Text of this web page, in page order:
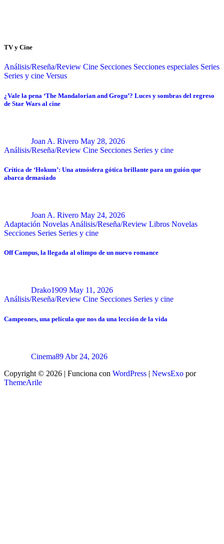
TV y Cine
Análisis/Reseña/Review Cine Secciones Secciones especiales Series
Series y cine Versus
¿Vale la pena ‘The Mandalorian and Grogu’? Luces y sombras del regreso
de Star Wars al cine
Joan A. Rivero May 28, 2026
Análisis/Reseña/Review Cine Secciones Series y cine
Crítica de ‘Hokum’: Una atmósfera gótica brillante para un guión que
abarca demasiado
Joan A. Rivero May 24, 2026
Adaptación Novelas Análisis/Reseña/Review Libros Novelas
Secciones Series Series y cine
Off Campus, la llegada al olimpo de un nuevo romance
Drako1909 May 11, 2026
Análisis/Reseña/Review Cine Secciones Series y cine
Campeones, una película que nos da una lección de la vida
Cinema89 Abr 24, 2026
Copyright © 2026 | Funciona con WordPress | NewsExo por
ThemeArile